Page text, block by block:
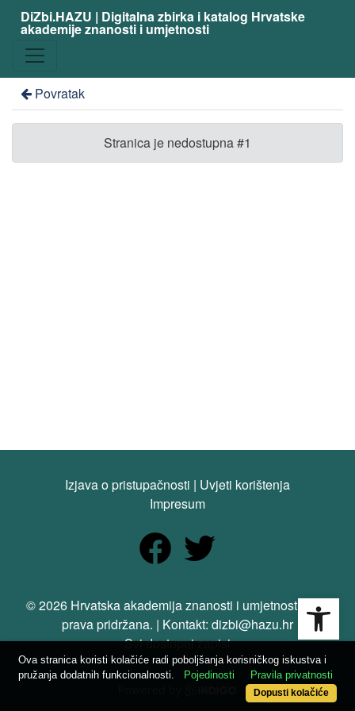
DiZbi.HAZU | Digitalna zbirka i katalog Hrvatske
akademije znanosti i umjetnosti
Povratak
Stranica je nedostupna #1
Izjava o pristupačnosti | Uvjeti korištenja
Impresum
© 2026 Hrvatska akademija znanosti i umjetnosti. Sva
prava pridržana. | Kontakt: dizbi@hazu.hr
Svi dostupni zapisi
Ova stranica koristi kolačiće radi poboljšanja korisničkog iskustva i
pružanja dodatnih funkcionalnosti.
Pojedinosti Pravila privatnosti
Dopusti kolačiće